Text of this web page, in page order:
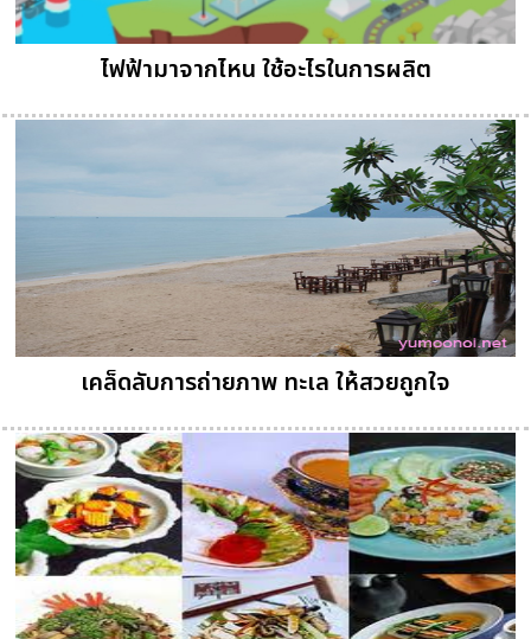
ไฟฟ้ามาจากไหน ใช้อะไรในการผลิต
เคล็ดลับการถ่ายภาพ ทะเล ให้สวยถูกใจ